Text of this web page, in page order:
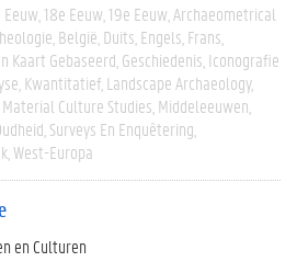
Eeuw 18e Eeuw 19e Eeuw Archaeometrical
België Duits Engels Frans
Kaart Gebaseerd Geschiedenis Iconografie
Kwantitatief Landscape Archaeology
Material Culture Studies Middeleeuwen
Surveys En Enquêtering
West-Europa
en Culturen